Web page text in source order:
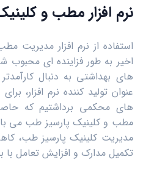
نرم افزار مطب و
استفاده از نرم افزار مدیریت
اخیر به طور فزاینده ای محبوب
‌های بهداشتی به دنبال
عنوان تولید کننده نرم افزار،
های محکمی برداشتیم که
مطب و کلینیک پارسیز طب می
مدیریت کلینیک پارسیز طب،
تکمیل مدارک و افزایش تعامل با